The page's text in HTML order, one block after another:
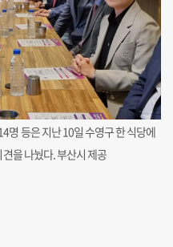
명 등은 지난 10일 수영구 한 식당에
을 나눴다. 부산시 제공